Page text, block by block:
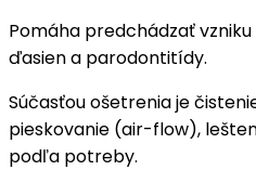
Pomáha predchádzať
ďasien a parodontitídy.
Súčasťou ošetrenia je
pieskovanie (air-flow),
podľa potreby.